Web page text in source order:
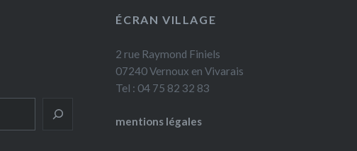
ÉCRAN VILLAGE
2 rue Raymond Finiels
07240 Vernoux en Vivarais
Tel : 04 75 82 32 83
mentions légales